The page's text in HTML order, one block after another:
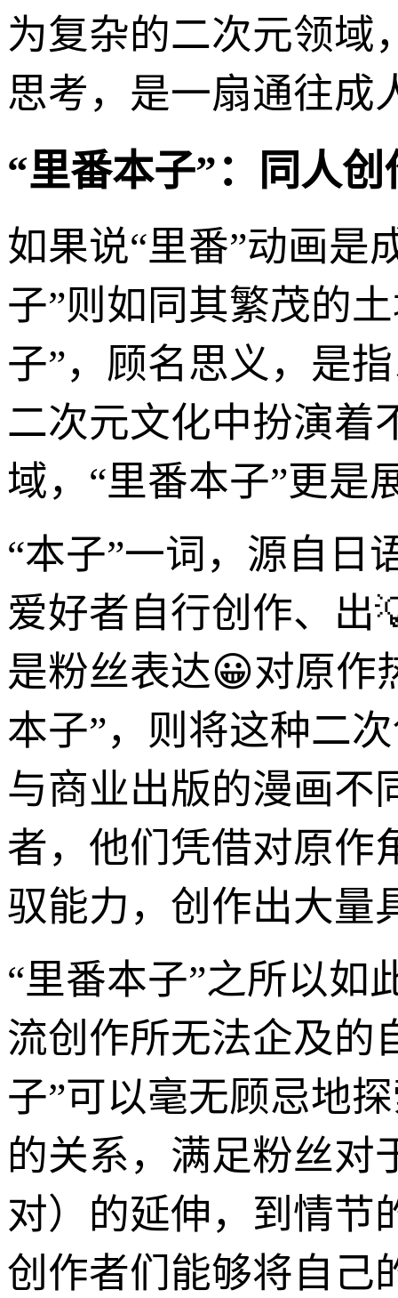
为复杂的二次元领域
思考，是一扇通往成
“里番本子”：同人
如果说“里番”动画是
子”则如同其繁茂的
子”，顾名思义，是
二次元文化中扮演着
域，“里番本子”更是
“本子”一词，源自日
爱好者自行创作、出
是粉丝表达😀对原作
本子”，则将这种二
与商业出版的漫画不
者，他们凭借对原作
驭能力，创作出大量
“里番本子”之所以如
流创作所无法企及的
子”可以毫无顾忌地
的关系，满足粉丝对
对）的延伸，到情节
创作者们能够将自己